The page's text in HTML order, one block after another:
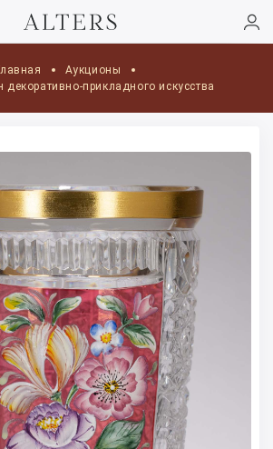
Аукционы
прикладного искусства